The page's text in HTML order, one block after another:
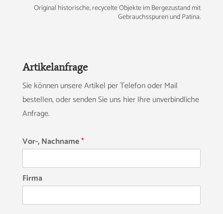
Original historische, recycelte Objekte im Bergezustand mit
Gebrauchsspuren und Patina.
Artikelanfrage
Sie können unsere Artikel per Telefon oder Mail
bestellen, oder senden Sie uns hier Ihre unverbindliche
Anfrage.
Vor-, Nachname*
Firma